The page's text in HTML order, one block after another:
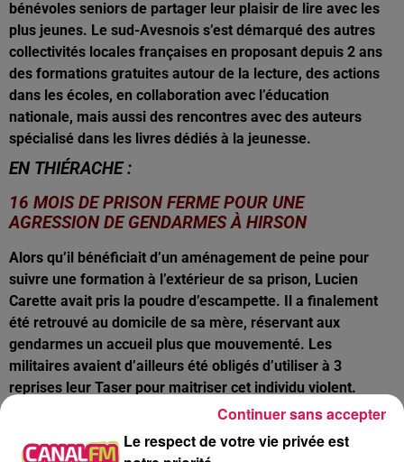
bénévoles seniors de partager leur plaisir de lire avec les
plus jeunes. Le sud-Avesnois s’est démarqué des autres
collectivités locales françaises en proposant depuis 2 ans
des formations gratuites autour de la lecture, des actions
dans les écoles, en collaboration avec l’éducation
nationale, mais aussi des rencontres avec des auteurs
spécialisé dans les livres dédiés à la jeunesse.
EN THIÉRACHE :
16 MOIS DE PRISON FERME POUR UNE
AGRESSION DE GENDARMES À HIRSON
Alors qu’il bénéficiait d’un aménagement de peine pour
suivre une formation à l’extérieur de sa prison, Lucien
Carette avait pris la poudre d’escampette. Il a finalement
été retrouvé au domicile de sa mère, réservant aux
gendarmes un accueil plus que mouvementé. Les
militaires avaient d’ailleurs été obligés d’utiliser à 3
reprises leur Taser pour maitriser cet individu violent.
Outre les 16 mois de prison ferme, l’hirsonnais devra
de 300 euros pour leur préjudice moral.
Le respect de votre vie privée est
Continuer sans accepter